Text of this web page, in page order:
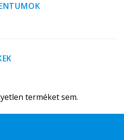
terméket sem.